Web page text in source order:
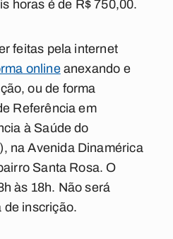
horas é de R$ 750,00.
feitas pela internet
onlineanexando e
ou de forma
Referência em
à Saúde do
na Avenida Dinamérica
Santa Rosa. O
às 18h. Não será
de inscrição.